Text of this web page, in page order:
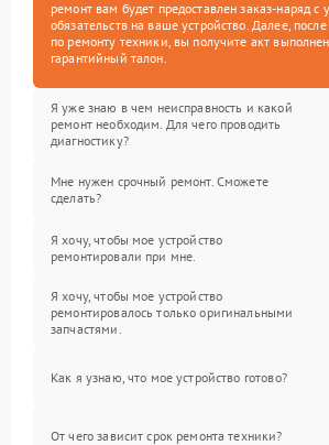
ремонт вам будет предоставлен заказ-наряд с
обязательств на ваше устройство. Далее,
по ремонту техники, вы получите акт
гарантийный талон.
Я уже знаю в чем неисправность и какой
ремонт необходим. Для чего проводить
диагностику?
Мне нужен срочный ремонт. Сможете
сделать?
Я хочу, чтобы мое устройство
ремонтировали при мне.
Я хочу, чтобы мое устройство
ремонтировалось только оригинальными
запчастями.
Как я узнаю, что мое устройство готово?
От чего зависит срок ремонта техники?